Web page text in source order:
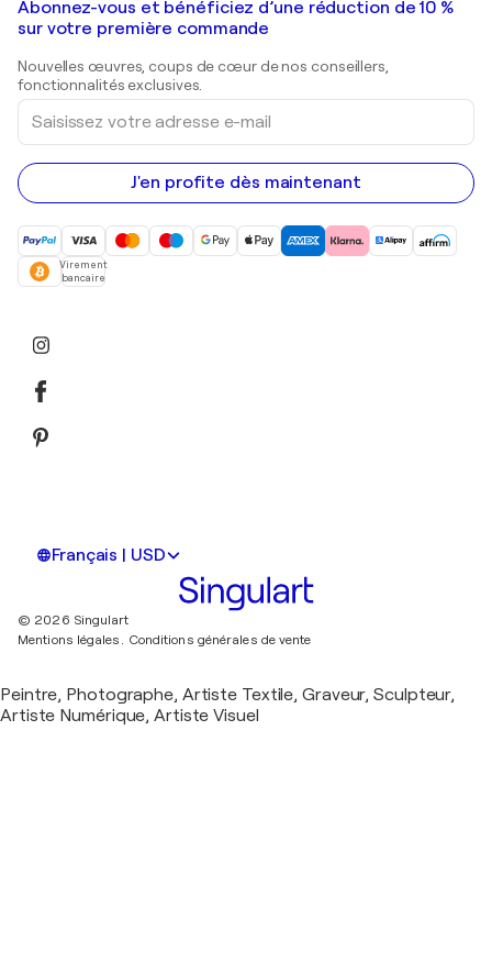
Shepard Fairey
Peintures de paysage
Estampes
Peintures acryliques
Galeries d'art en France
Galeries d'art en Belgique
Abonnez-vous et bénéficiez d’une réduction de 10 %
sur votre première commande
Nouvelles œuvres, coups de cœur de nos conseillers,
fonctionnalités exclusives.
Saisissez
votre
adresse
e-
mail
J'en profite dès maintenant
Virement
bancaire
Français | USD
© 2026 Singulart
Mentions légales.
Conditions générales de vente
Peintre, Photographe, Artiste Textile, Graveur, Sculpteur,
Artiste Numérique, Artiste Visuel